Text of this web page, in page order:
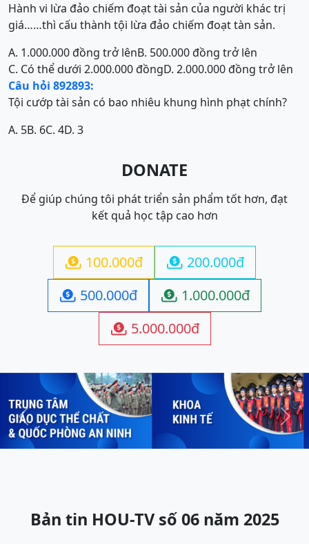
Hành vi lừa đảo chiếm đoạt tài sản của người khác trị
giá……thì cấu thành tội lừa đảo chiếm đoạt tàn sản.
A. 1.000.000 đồng trở lênB. 500.000 đồng trở lên
C. Có thể dưới 2.000.000 đồngD. 2.000.000 đồng trở lên
Câu hỏi 892893:
Tội cướp tài sản có bao nhiêu khung hình phạt chính?
A. 5B. 6C. 4D. 3
DONATE
Để giúp chúng tôi phát triển sản phẩm tốt hơn, đạt
kết quả học tập cao hơn
 100.000đ  200.000đ
 500.000đ  1.000.000đ
 5.000.000đ
Previous Next
Bản tin HOU-TV số 06 năm 2025